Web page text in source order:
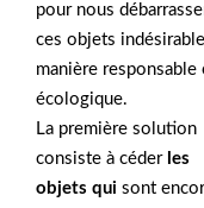
pour nous
ces objets
manière responsable
écologique.
La première solution
consiste à céder les
objets qui sont